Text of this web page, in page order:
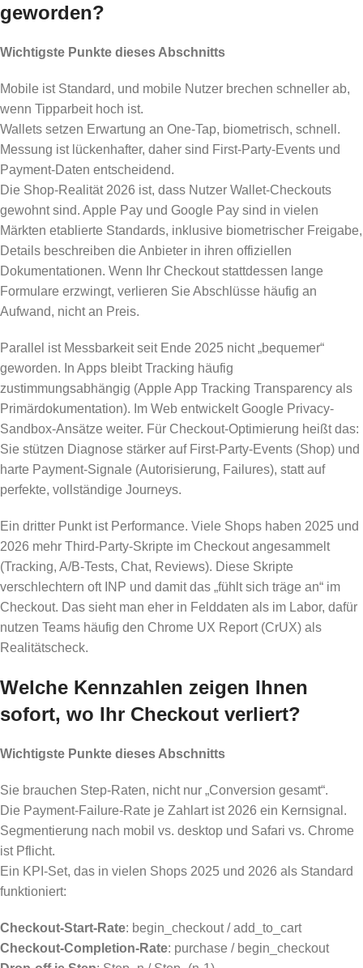
geworden?
Wichtigste Punkte dieses Abschnitts
Mobile ist Standard, und mobile Nutzer brechen schneller ab,
wenn Tipparbeit hoch ist.
Wallets setzen Erwartung an One-Tap, biometrisch, schnell.
Messung ist lückenhafter, daher sind First-Party-Events und
Payment-Daten entscheidend.
Die Shop-Realität 2026 ist, dass Nutzer Wallet-Checkouts
gewohnt sind. Apple Pay und Google Pay sind in vielen
Märkten etablierte Standards, inklusive biometrischer Freigabe,
Details beschreiben die Anbieter in ihren offiziellen
Dokumentationen. Wenn Ihr Checkout stattdessen lange
Formulare erzwingt, verlieren Sie Abschlüsse häufig an
Aufwand, nicht an Preis.
Parallel ist Messbarkeit seit Ende 2025 nicht „bequemer“
geworden. In Apps bleibt Tracking häufig
zustimmungsabhängig (Apple App Tracking Transparency als
Primärdokumentation). Im Web entwickelt Google Privacy-
Sandbox-Ansätze weiter. Für Checkout-Optimierung heißt das:
Sie stützen Diagnose stärker auf First-Party-Events (Shop) und
harte Payment-Signale (Autorisierung, Failures), statt auf
perfekte, vollständige Journeys.
Ein dritter Punkt ist Performance. Viele Shops haben 2025 und
2026 mehr Third-Party-Skripte im Checkout angesammelt
(Tracking, A/B-Tests, Chat, Reviews). Diese Skripte
verschlechtern oft INP und damit das „fühlt sich träge an“ im
Checkout. Das sieht man eher in Felddaten als im Labor, dafür
nutzen Teams häufig den Chrome UX Report (CrUX) als
Realitätscheck.
Welche Kennzahlen zeigen Ihnen
sofort, wo Ihr Checkout verliert?
Wichtigste Punkte dieses Abschnitts
Sie brauchen Step-Raten, nicht nur „Conversion gesamt“.
Die Payment-Failure-Rate je Zahlart ist 2026 ein Kernsignal.
Segmentierung nach mobil vs. desktop und Safari vs. Chrome
ist Pflicht.
Ein KPI-Set, das in vielen Shops 2025 und 2026 als Standard
funktioniert:
Checkout-Start-Rate: begin_checkout / add_to_cart
Checkout-Completion-Rate: purchase / begin_checkout